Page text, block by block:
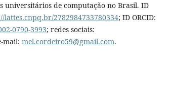
universitários de computação no Brasil. ID
lattes.cnpq.br/2782984733780334; ID ORCID:
0790-3993; redes sociais:
mail: mel.cordeiro59@gmail.com.